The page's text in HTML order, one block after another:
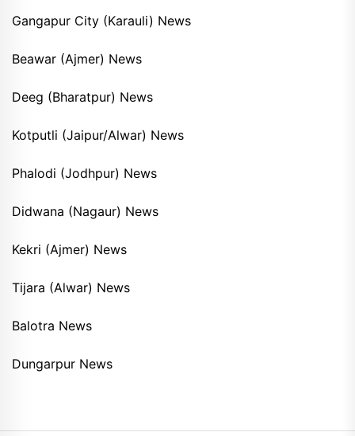
Gangapur City (Karauli) News
Beawar (Ajmer) News
Deeg (Bharatpur) News
Kotputli (Jaipur/Alwar) News
Phalodi (Jodhpur) News
Didwana (Nagaur) News
Kekri (Ajmer) News
Tijara (Alwar) News
Balotra News
Dungarpur News